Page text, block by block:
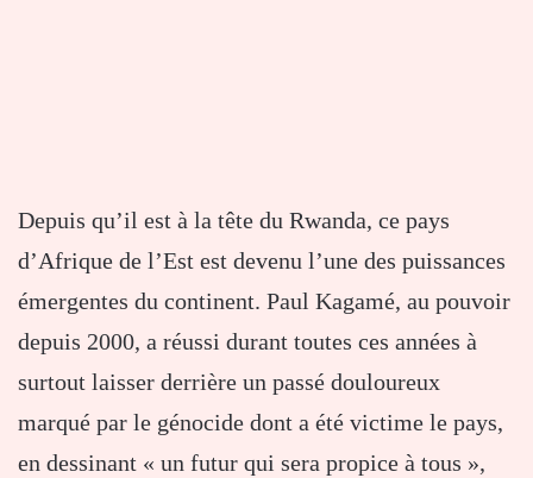
Depuis qu’il est à la tête du Rwanda, ce pays
d’Afrique de l’Est est devenu l’une des puissances
émergentes du continent. Paul Kagamé, au pouvoir
depuis 2000, a réussi durant toutes ces années à
surtout laisser derrière un passé douloureux
marqué par le génocide dont a été victime le pays,
en dessinant « un futur qui sera propice à tous »,